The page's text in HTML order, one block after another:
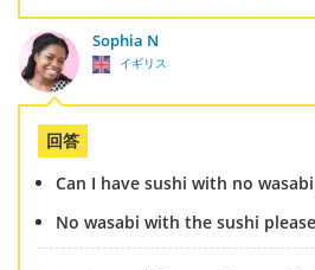
Sophia N
イギリス
回答
Can I have sushi with no
No wasabi with the sushi please